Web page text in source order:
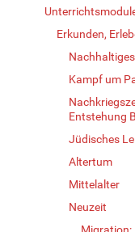
Erkunden,
Kampf um
Entstehung
Jüdisches
Altertum
Mittelalter
Neuzeit